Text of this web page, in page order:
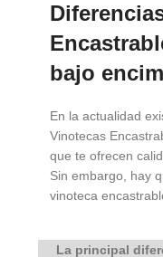
bajo
En la actualidad
Vinotecas
que te ofrecen
Sin embargo, hay
vinoteca
La principal